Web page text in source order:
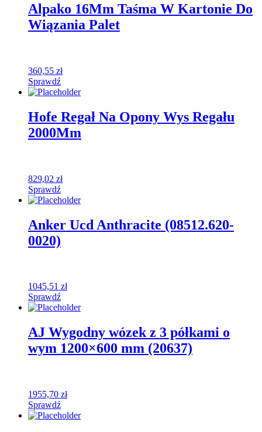
Alpako 16Mm Taśma W Kartonie Do
Wiązania Palet
360,55 zł
Sprawdź
Hofe Regał Na Opony Wys Regału
2000Mm
829,02 zł
Sprawdź
Anker Ucd Anthracite (08512.620-
0020)
1045,51 zł
Sprawdź
AJ Wygodny wózek z 3 półkami o
wym 1200×600 mm (20637)
1955,70 zł
Sprawdź